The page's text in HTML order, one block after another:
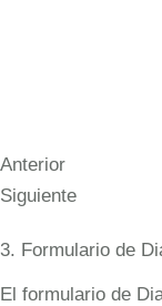
Anterior
Siguiente
3. Formulario de
El formulario de